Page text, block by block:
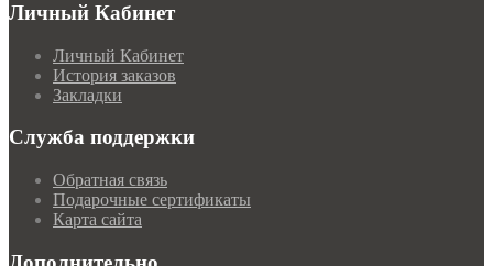
Личный Кабинет
Личный Кабинет
История заказов
Закладки
Служба поддержки
Обратная связь
Подарочные сертификаты
Карта сайта